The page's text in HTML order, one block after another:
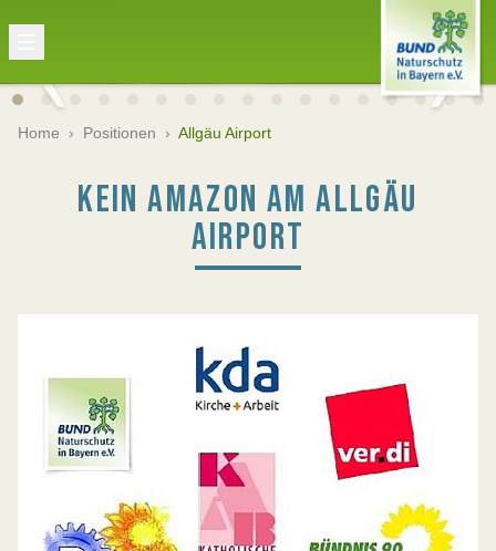
Home › Positionen › Allgäu Airport
KEIN AMAZON AM ALLGÄU
AIRPORT